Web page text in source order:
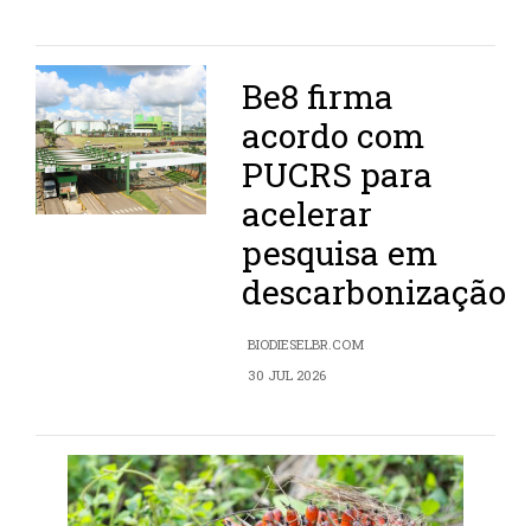
Be8 firma
acordo com
PUCRS para
acelerar
pesquisa em
descarbonização
BIODIESELBR.COM
30 JUL 2026